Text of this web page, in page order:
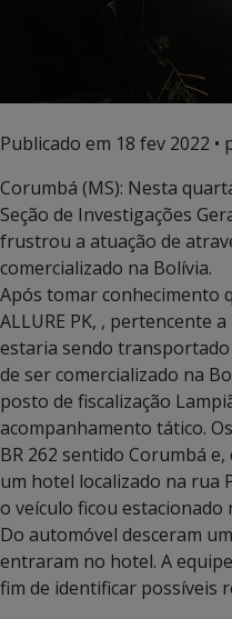
Publicado em 18 fev 2022 •
Corumbá (MS): Nesta
Seção de Investigações
frustrou a atuação de
comercializado na Bolívia.
Após tomar conhecimento
ALLURE PK, , pertencente
estaria sendo transportado
de ser comercializado na
posto de fiscalização
acompanhamento tático.
BR 262 sentido Corumbá
um hotel localizado na rua
o veículo ficou
Do automóvel desceram
entraram no hotel. A
fim de identificar possíveis